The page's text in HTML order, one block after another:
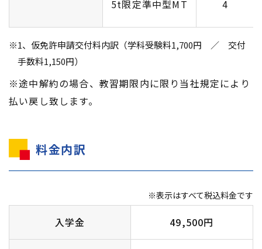
5t限定準中型MT 4
※1、仮免許申請交付料内訳（学科受験料1,700円 ／ 交付
手数料1,150円）
※途中解約の場合、教習期限内に限り当社規定により
払い戻し致します。
料金内訳
※表示はすべて税込料金です
入学金 49,500円